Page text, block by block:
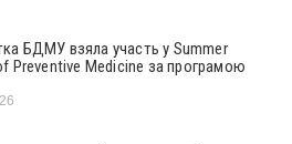
БДМУ взяла участь у Summer
Preventive Medicine за програмою